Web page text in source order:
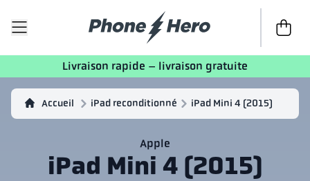
Passer
Livraison rapide – livraison gratuite
Accueil iPad reconditionné iPad Mini 4 (2015)
Apple
iPad Mini 4 (2015)